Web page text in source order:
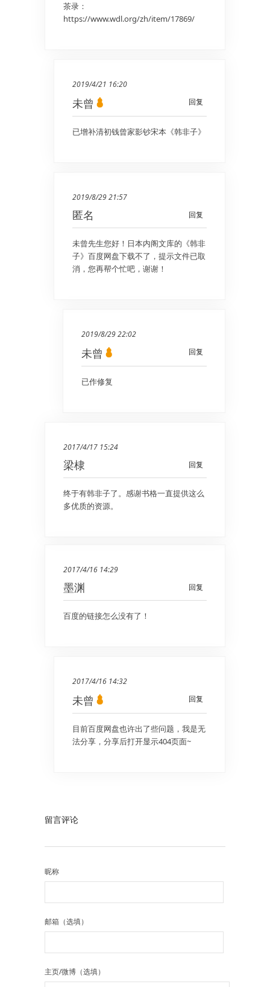
茶录：
https://www.wdl.org/zh/item/17869/
2019/4/21 16:20
回复
未曾
已增补清初钱曾家影钞宋本《韩非子》
2019/8/29 21:57
回复
匿名
未曾先生您好！日本内阁文库的《韩非
子》百度网盘下载不了，提示文件已取
消，您再帮个忙吧，谢谢！
2019/8/29 22:02
回复
未曾
已作修复
2017/4/17 15:24
回复
梁棣
终于有韩非子了。感谢书格一直提供这么
多优质的资源。
2017/4/16 14:29
回复
墨渊
百度的链接怎么没有了！
2017/4/16 14:32
回复
未曾
目前百度网盘也许出了些问题，我是无
法分享，分享后打开显示404页面~
留言评论
昵称
邮箱（选填）
主页/微博（选填）